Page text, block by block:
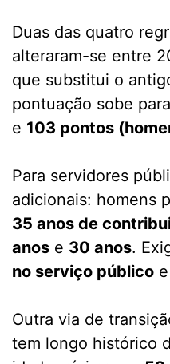
Duas das quatro
alteraram-se entre
que substitui o
pontuação sobe para
e 103 pontos
Para servidores
adicionais: homens
35 anos de
anos e 30 anos.
no serviço público e
Outra via de
tem longo histórico